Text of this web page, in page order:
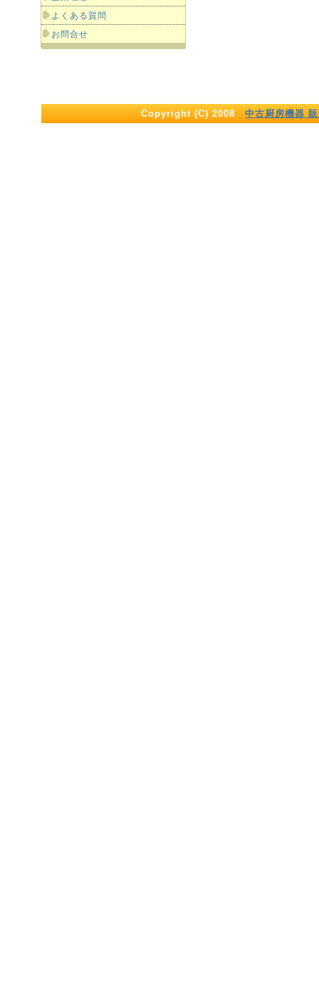
よくある質問
お問合せ
Copyright (C) 2008 中古厨房機器